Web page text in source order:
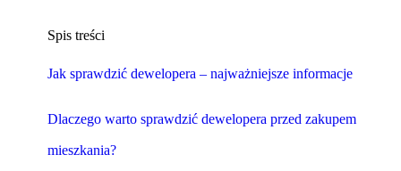
Spis treści
Jak sprawdzić dewelopera – najważniejsze informacje
Dlaczego warto sprawdzić dewelopera przed zakupem
mieszkania?